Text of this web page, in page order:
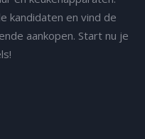
kandidaten en vind de
aankopen. Start nu je